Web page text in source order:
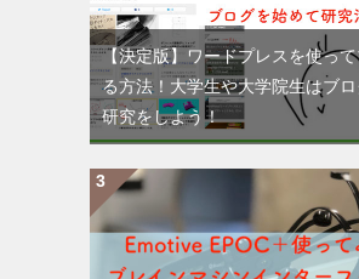
【決定版】ワードプレスを使っ
る方法！大学生や大学院生はブ
研究をしよう！